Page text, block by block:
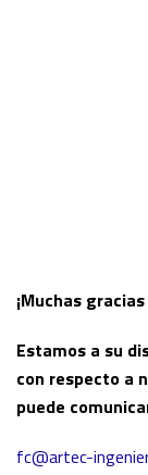
¡Muchas
Estamos a su
con respecto a
puede
fc@artec-